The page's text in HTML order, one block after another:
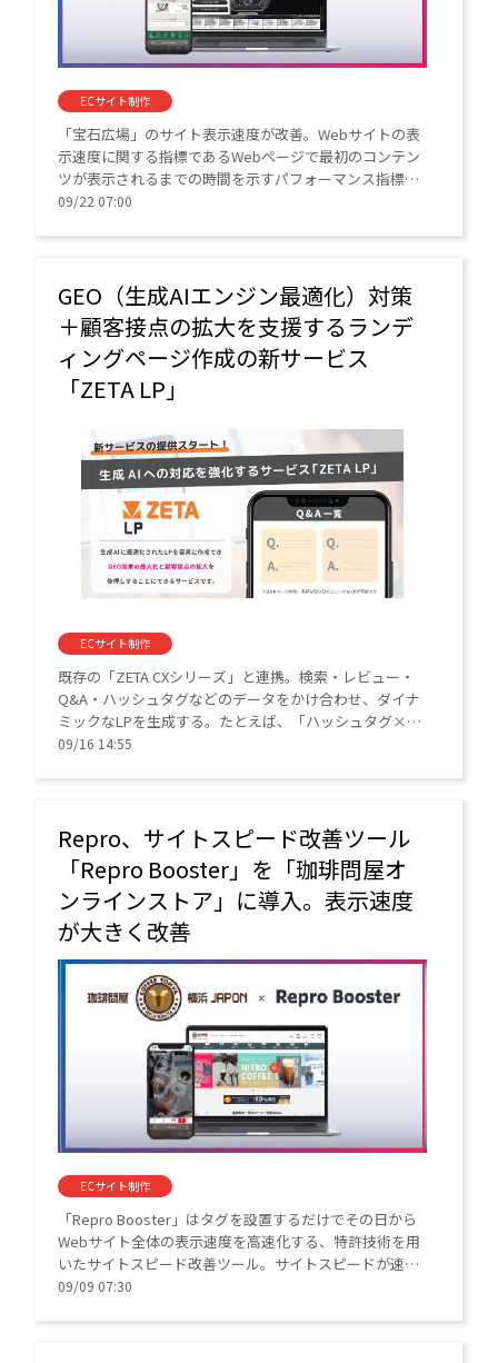
ECサイト制作
「宝石広場」のサイト表示速度が改善。Webサイトの表
示速度に関する指標であるWebページで最初のコンテン
ツが表示されるまでの時間を示すパフォーマンス指標
「FCP（First Contentful Paint）」とWebページで最も大
09/22 07:00
GEO（生成AIエンジン最適化）対策
＋顧客接点の拡大を支援するランデ
ィングページ作成の新サービス
「ZETA LP」
ECサイト制作
既存の「ZETA CXシリーズ」と連携。検索・レビュー・
Q&A・ハッシュタグなどのデータをかけ合わせ、ダイナ
ミックなLPを生成する。たとえば、「ハッシュタグ×Q
＆A」といったユニークなPLP（商品一覧ページ）も作成
09/16 14:55
Repro、サイトスピード改善ツール
「Repro Booster」を「珈琲問屋オ
ンラインストア」に導入。表示速度
が大きく改善
ECサイト制作
「Repro Booster」はタグを設置するだけでその日から
Webサイト全体の表示速度を高速化する、特許技術を用
いたサイトスピード改善ツール。サイトスピードが速く
なるだけでなく、導入・運用の工数がほとんどかからな
09/09 07:30